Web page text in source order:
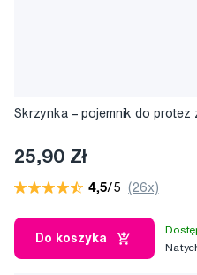
Skrzynka – pojemnik do protez
25,90 Zł
4,5/5 (26x)
Do koszyka